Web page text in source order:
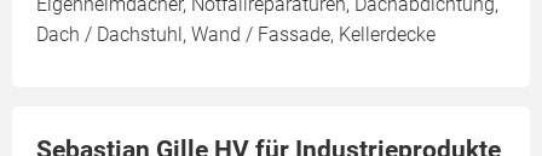
Dach / Dachstuhl, Wand / Fassade, Kellerdecke
Sebastian Gille HV für Industrieprodukte